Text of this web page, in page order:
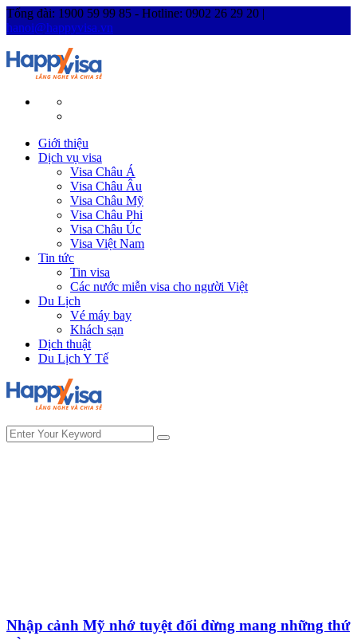
Tổng đài: 1900 59 99 85 - Hotline: 0902 26 29 20 |
hanoi@happyvisa.vn
Giới thiệu
Dịch vụ visa
Visa Châu Á
Visa Châu Âu
Visa Châu Mỹ
Visa Châu Phi
Visa Châu Úc
Visa Việt Nam
Tin tức
Tin visa
Các nước miễn visa cho người Việt
Du Lịch
Vé máy bay
Khách sạn
Dịch thuật
Du Lịch Y Tế
Nhập cảnh Mỹ nhớ tuyệt đối đừng mang những thứ